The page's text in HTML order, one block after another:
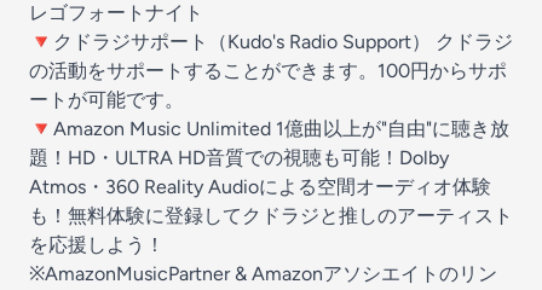
レゴフォートナイト
🔻クドラジサポート（Kudo's Radio Support）
クドラジ
の活動をサポートする ことができます。100円からサポ
ートが可能です。
🔻Amazon Music Unlimited 1億曲以上が"自由"に聴き放
題！HD・ULTRA HD音質での視聴も可能！Dolby
Atmos・360 Reality Audioによる空間オーディオ体験
も！⁠⁠⁠⁠⁠⁠⁠⁠⁠⁠⁠⁠⁠⁠⁠⁠⁠⁠⁠⁠⁠⁠⁠⁠⁠ 無料体験に登録してクドラジと推しのアーティスト
を応援しよう！
※AmazonMusicPartner & Amazonアソシエイトのリン